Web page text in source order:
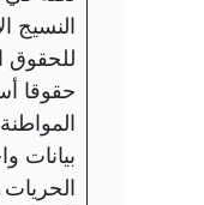
النسيج
للحقوق
حقوقا
بيانات
الحريات